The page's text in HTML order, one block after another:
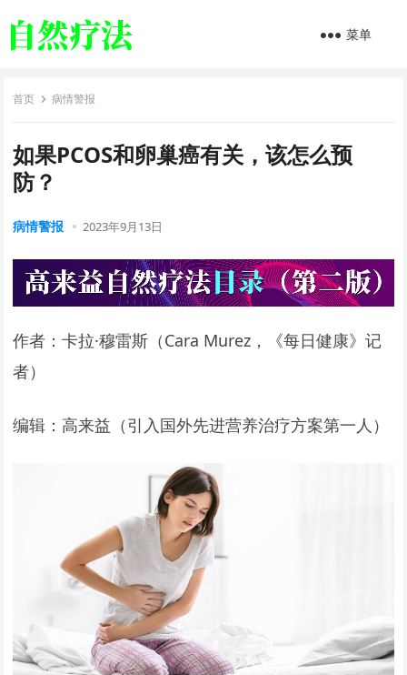
菜单
首页 病情警报
如果PCOS和卵巢癌有关，该怎么预
防？
病情警报 2023年9月13日
作者：卡拉·穆雷斯（Cara Murez，《每日健康》记
者）
编辑：高来益（引入国外先进营养治疗方案第一人）